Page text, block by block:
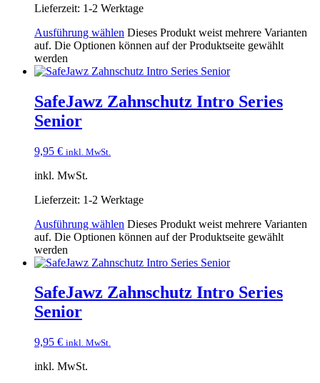
Lieferzeit: 1-2 Werktage
Ausführung wählen Dieses Produkt weist mehrere Varianten
auf. Die Optionen können auf der Produktseite gewählt
werden
SafeJawz Zahnschutz Intro Series
Senior
9,95 € inkl. MwSt.
inkl. MwSt.
Lieferzeit: 1-2 Werktage
Ausführung wählen Dieses Produkt weist mehrere Varianten
auf. Die Optionen können auf der Produktseite gewählt
werden
SafeJawz Zahnschutz Intro Series
Senior
9,95 € inkl. MwSt.
inkl. MwSt.